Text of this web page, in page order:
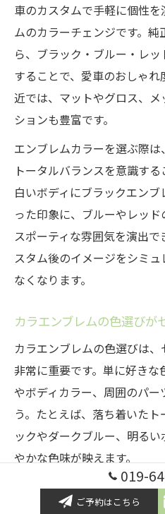
車のカスタムで手軽に個性
ムのカラーチェンジです。
ら、ブラック・ブルー・レ
することで、愛車のおしゃ
近では、マットやグロス、
ションも豊富です。
エンブレムカラーを選ぶ際
トータルバランスを意識する
白いボディにブラックエン
った印象に、ブルーやレッ
スポーティな雰囲気を演出
スタム後のイメージをシミ
なくなります。
カラエンブレムの色選びが
カラエンブレムの色選びは
非常に重要です。単に好き
やボディカラー、周囲のパ
う。たとえば、落ち着いたト
ックやダークブルー、明るい
やかな色味が映えます。
また、ブランドの歴史や象
とで、知的なセンスやこだ
019-
ご予約はこちら